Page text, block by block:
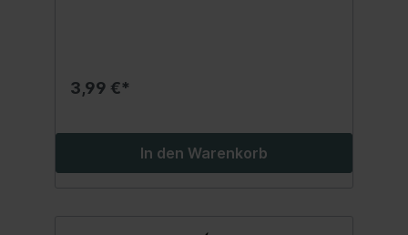
3,99 €*
In den Warenkorb